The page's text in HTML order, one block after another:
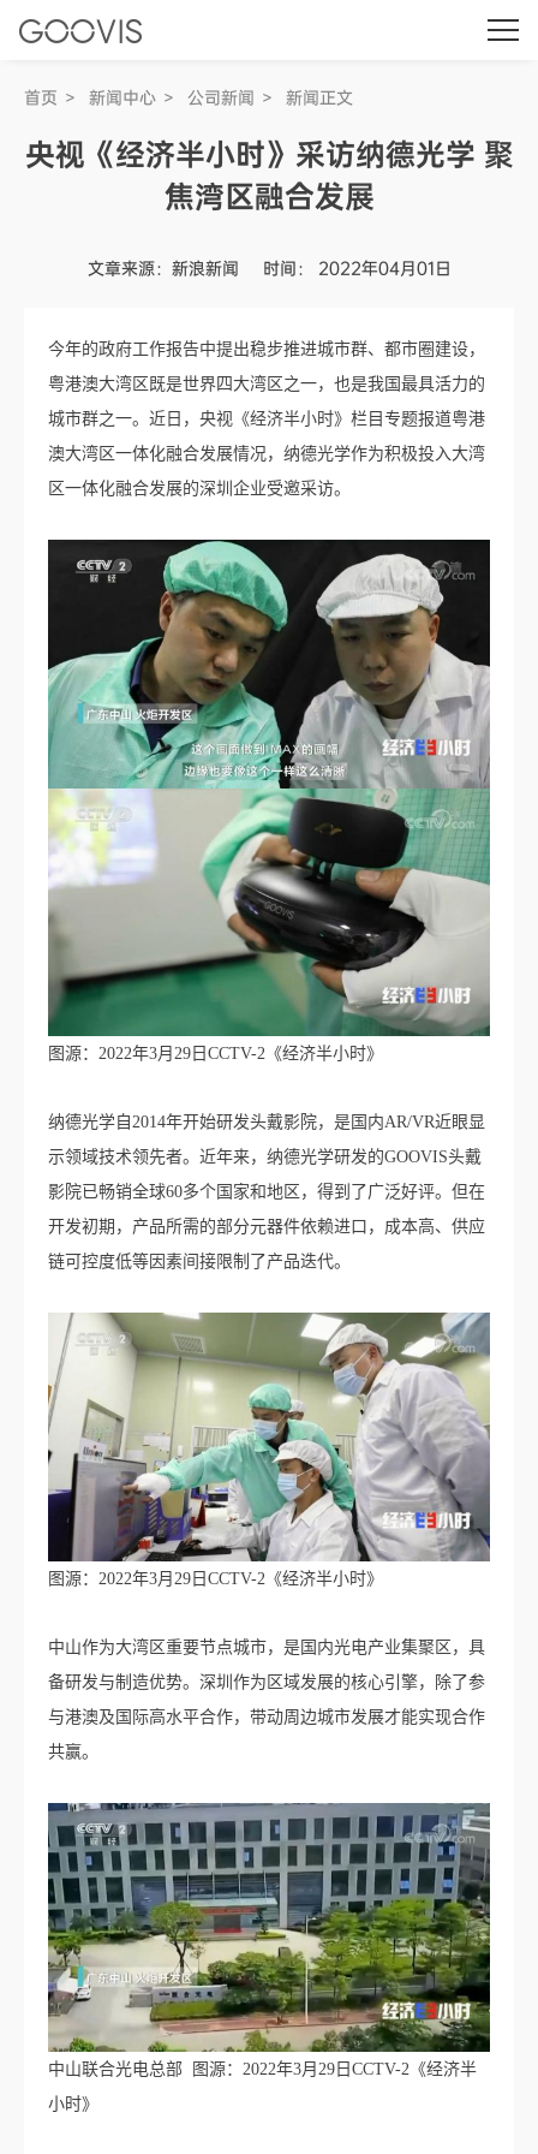
首页 新闻中心 公司新闻 新闻正文
央视《经济半小时》采访纳德光学 聚
焦湾区融合发展
文章来源：新浪新闻 时间： 2022年04月01日
今年的政府工作报告中提出稳步推进城市群、都市圈建设，
粤港澳大湾区既是世界四大湾区之一，也是我国最具活力的
城市群之一。近日，央视《经济半小时》栏目专题报道粤港
澳大湾区一体化融合发展情况，纳德光学作为积极投入大湾
区一体化融合发展的深圳企业受邀采访。
图源：2022年3月29日CCTV-2《经济半小时》
纳德光学自2014年开始研发头戴影院，是国内AR/VR近眼显
示领域技术领先者。近年来，纳德光学研发的GOOVIS头戴
影院已畅销全球60多个国家和地区，得到了广泛好评。但在
开发初期，产品所需的部分元器件依赖进口，成本高、供应
链可控度低等因素间接限制了产品迭代。
图源：2022年3月29日CCTV-2《经济半小时》
中山作为大湾区重要节点城市，是国内光电产业集聚区，具
备研发与制造优势。深圳作为区域发展的核心引擎，除了参
与港澳及国际高水平合作，带动周边城市发展才能实现合作
共赢。
中山联合光电总部 图源：2022年3月29日CCTV-2《经济半
小时》